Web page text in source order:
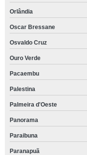
Orlândia
Oscar Bressane
Osvaldo Cruz
Ouro Verde
Pacaembu
Palestina
Palmeira d'Oeste
Panorama
Paraibuna
Paranapuã